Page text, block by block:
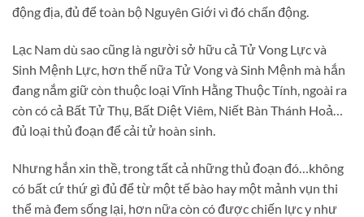
động địa, đủ để toàn bộ Nguyên Giới vì đó chấn động.
Lạc Nam dù sao cũng là người sở hữu cả Tử Vong Lực và
Sinh Mệnh Lực, hơn thế nữa Tử Vong và Sinh Mệnh mà hắn
đang nắm giữ còn thuộc loại Vĩnh Hằng Thuộc Tính, ngoài ra
còn có cả Bất Tử Thụ, Bất Diệt Viêm, Niết Bàn Thánh Hoả…
đủ loại thủ đoạn để cải tử hoàn sinh.
Nhưng hắn xin thề, trong tất cả những thủ đoạn đó…không
có bất cứ thứ gì đủ để từ một tế bào hay một mảnh vụn thi
thể mà đem sống lại, hơn nữa còn có được chiến lực y như